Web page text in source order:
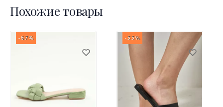
Похожие товары
-67% -55%